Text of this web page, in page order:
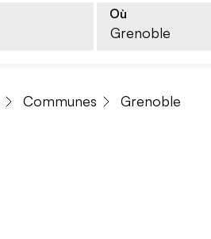
Où
Communes Grenoble